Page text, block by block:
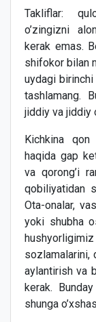
Takliflar:
o’zingizni
kerak emas.
shifokor bilan
uydagi birinchi
tashlamang.
jiddiy va jiddiy
Kichkina
haqida gap
va qorong’i
qobiliyatidan
Ota-onalar,
yoki shubha
sozlamalarini,
aylantirish va
kerak.
shunga